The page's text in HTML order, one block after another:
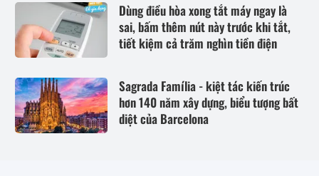
Dùng điều hòa xong tắt máy ngay là
sai, bấm thêm nút này trước khi tắt,
tiết kiệm cả trăm nghìn tiền điện
Sagrada Família - kiệt tác kiến trúc
hơn 140 năm xây dựng, biểu tượng bất
diệt của Barcelona